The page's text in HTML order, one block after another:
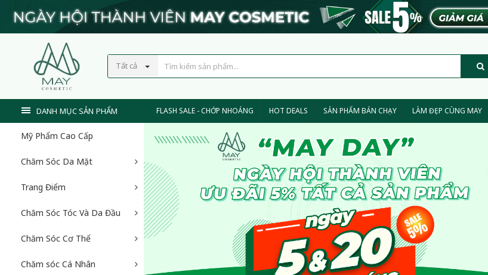
Tất cả
DANH MỤC SẢN PHẨM
Mỹ Phẩm Cao Cấp
Chăm Sóc Da Mặt
Trang Điểm
Chăm Sóc Tóc Và Da Đầu
Chăm Sóc Cơ Thể
Chăm sóc Cá Nhân
FLASH SALE - CHỚP NHOÁNG HOT DEALS SẢN PHẨM BÁN CHẠY LÀM ĐẸP CÙNG MAY